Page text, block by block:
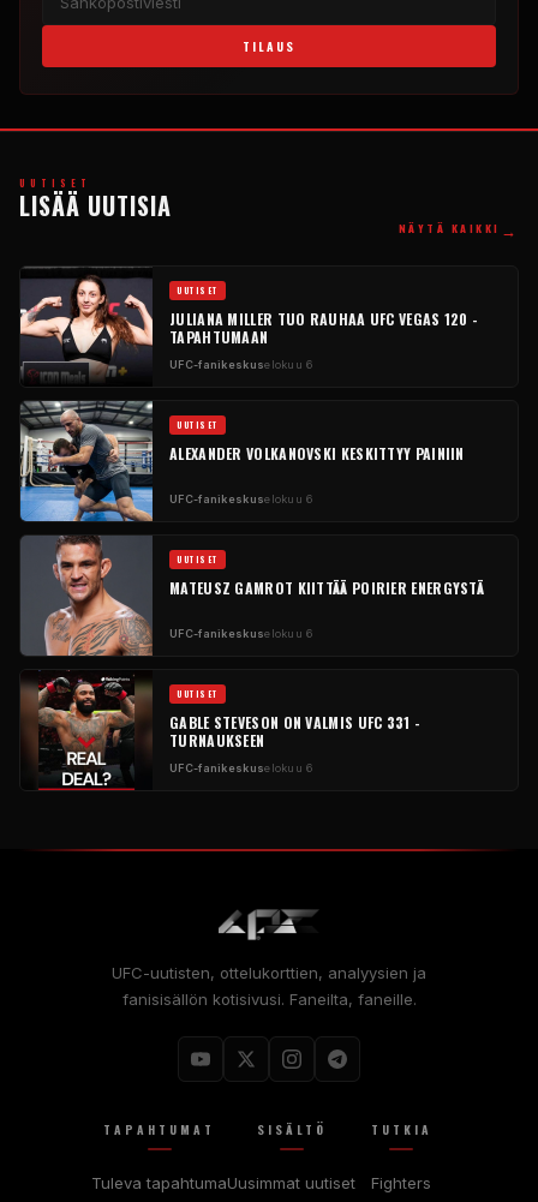
TILAUS
UUTISET
LISÄÄ UUTISIA
NÄYTÄ KAIKKI →
UUTISET
JULIANA MILLER TUO RAUHAA UFC VEGAS 120 -
TAPAHTUMAAN
UFC-fanikeskuselokuu 6
UUTISET
ALEXANDER VOLKANOVSKI KESKITTYY PAINIIN
UFC-fanikeskuselokuu 6
UUTISET
MATEUSZ GAMROT KIITTÄÄ POIRIER ENERGYSTÄ
UFC-fanikeskuselokuu 6
UUTISET
GABLE STEVESON ON VALMIS UFC 331 -
TURNAUKSEEN
UFC-fanikeskuselokuu 6
UFC-uutisten, ottelukorttien, analyysien ja
fanisisällön kotisivusi. Faneilta, faneille.
TAPAHTUMAT
Tuleva tapahtuma
SISÄLTÖ
Uusimmat uutiset
TUTKIA
Fighters